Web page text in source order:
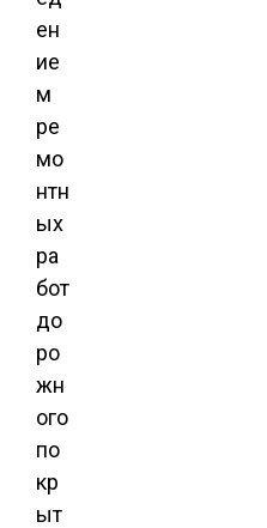
ен
ие
м
ре
мо
нтн
ых
ра
бот
до
ро
жн
ого
по
кр
ыт